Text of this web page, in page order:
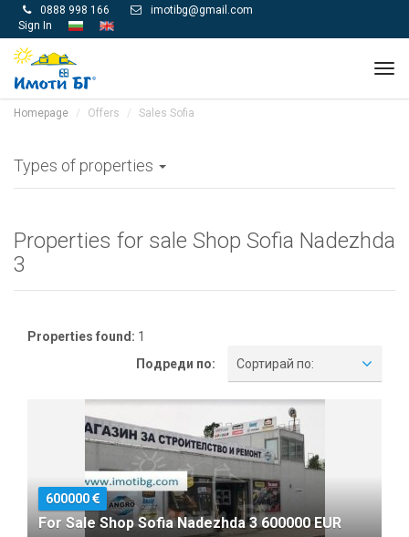
 0888 998 166 
imotibg@gmail.com
Sign In
Homepage Offers Sales Sofia
Types of properties
Properties for sale Shop Sofia Nadezhda
3
Properties found: 1
Подреди по:
Сортирай по:
600000
For Sale Shop Sofia Nadezhda 3 600000 EUR